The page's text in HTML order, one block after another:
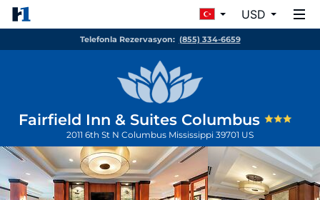
USD
Telefonla Rezervasyon: (855) 334-6659
Fairfield Inn & Suites Columbus
2011 6th St N Columbus Mississippi 39701 US